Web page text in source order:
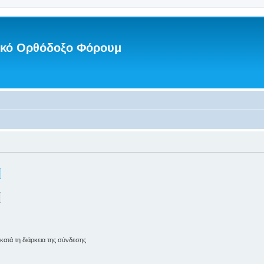
Ορθόδοξο Φόρουμ
τη διάρκεια της σύνδεσης